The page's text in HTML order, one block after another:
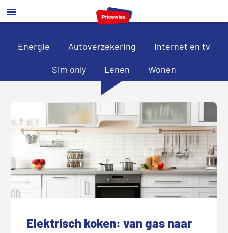
Door
naar
hoofd
Spring
naar
eerste
Spring
naar
voettekst
Energie Autoverzekering Internet en tv
Sim only Lenen Wonen
Elektrisch koken: van gas naar